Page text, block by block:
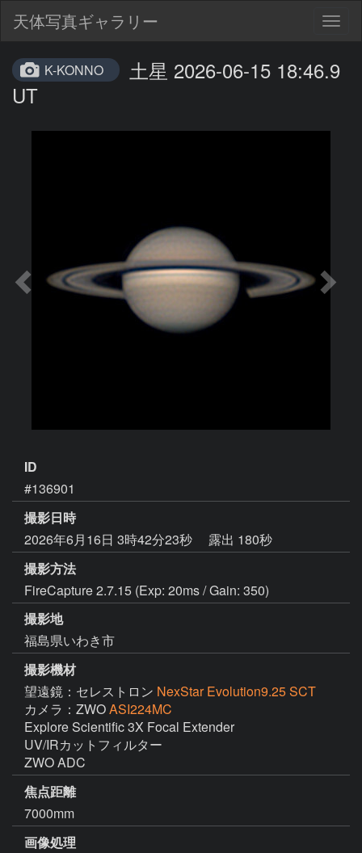
天体写真ギャラリー
K-KONNO
土星 2026-06-15 18:46.9
UT
ID
#136901
撮影日時
2026年6月16日 3時42分23秒
露出 180秒
撮影方法
FireCapture 2.7.15 (Exp: 20ms / Gain: 350)
撮影地
福島県いわき市
撮影機材
望遠鏡：セレストロン NexStar Evolution9.25 SCT
カメラ：ZWOASI224MC
Explore Scientific 3X Focal Extender
UV/IRカットフィルター
ZWO ADC
焦点距離
7000mm
画像処理